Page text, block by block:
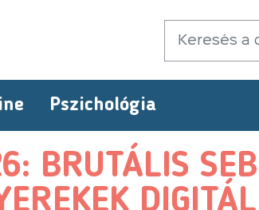
Pszichológia
BRUTÁLIS